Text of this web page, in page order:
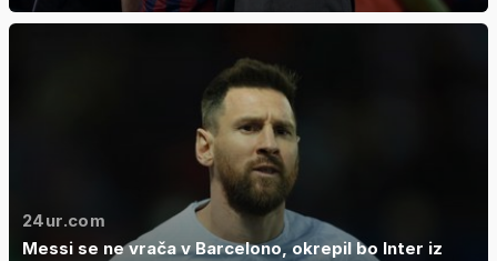
24ur.com
Messi se ne vrača v Barcelono, okrepil bo Inter iz